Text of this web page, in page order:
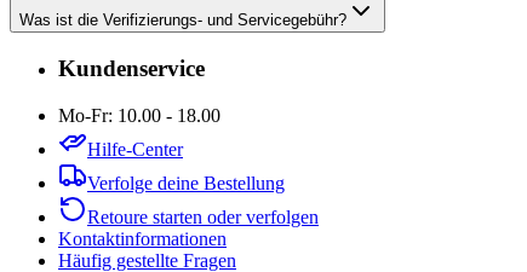
Was ist die Verifizierungs- und Servicegebühr?
Kundenservice
Mo-Fr: 10.00 - 18.00
Hilfe-Center
Verfolge deine Bestellung
Retoure starten oder verfolgen
Kontaktinformationen
Häufig gestellte Fragen